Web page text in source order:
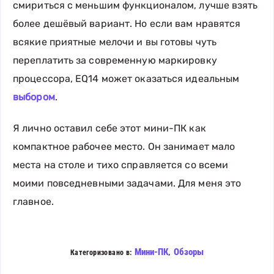
смириться с меньшим функционалом, лучше взять
более дешёвый вариант. Но если вам нравятся
всякие приятные мелочи и вы готовы чуть
переплатить за современную маркировку
процессора, EQ14 может оказаться идеальным
выбором.
Я лично оставил себе этот мини-ПК как
компактное рабочее место. Он занимает мало
места на столе и тихо справляется со всеми
моими повседневными задачами. Для меня это
главное.
Категоризовано в: Мини-ПК, Обзоры